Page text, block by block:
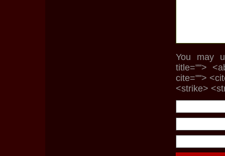
You may
title="">
cite="">
<strike>